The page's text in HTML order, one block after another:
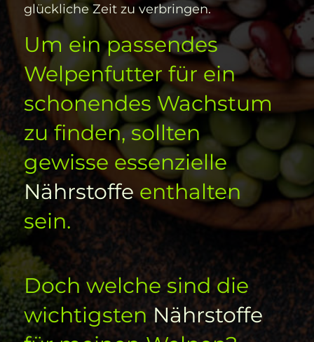
glückliche Zeit zu verbringen.
Um ein passendes
Welpenfutter für ein
schonendes Wachstum
zu finden, sollten
gewisse essenzielle
Nährstoffeenthalten
sein.
Doch welche sind die
wichtigstenNährstoffe